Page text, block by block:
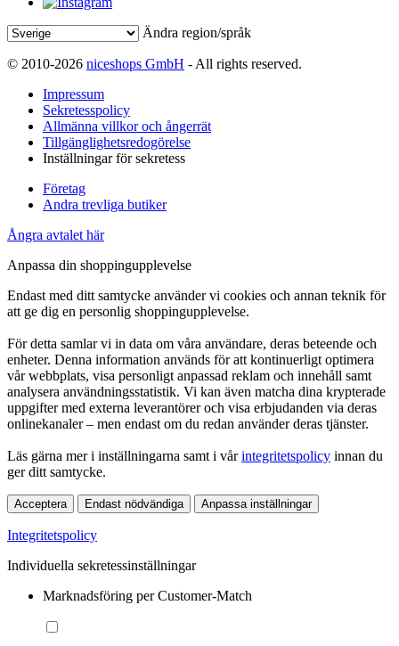
Ändra region/språk
© 2010-2026 niceshops GmbH - All rights reserved.
Impressum
Sekretesspolicy
Allmänna villkor och ångerrät
Tillgänglighetsredogörelse
Inställningar för sekretess
Företag
Andra trevliga butiker
Ångra avtalet här
Anpassa din shoppingupplevelse
Endast med ditt samtycke använder vi cookies och annan teknik för
att ge dig en personlig shoppingupplevelse.
För detta samlar vi in data om våra användare, deras beteende och
enheter. Denna information används för att kontinuerligt optimera
vår webbplats, visa personligt anpassad reklam och innehåll samt
analysera användningsstatistik. Vi kan även matcha dina krypterade
uppgifter med externa leverantörer och visa erbjudanden via deras
onlinekanaler – men endast om du redan använder deras tjänster.
Läs gärna mer i inställningarna samt i vårintegritetspolicy innan du
ger ditt samtycke.
Acceptera Endast nödvändiga Anpassa inställningar
Integritetspolicy
Individuella sekretessinställningar
Marknadsföring per Customer-Match